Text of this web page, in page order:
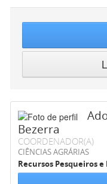
Bezerra
COORDENADOR(A)
CIÊNCIAS AGRÁRIAS
Recursos Pesqueiros